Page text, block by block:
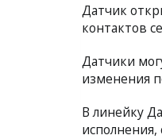
Датчик
контактов
Датчики
изменения
В линейку